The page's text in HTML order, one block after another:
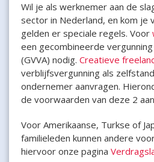
Wil je als werknemer aan de
sector in Nederland, en kom je
gelden er speciale regels. Voor
een gecombineerde
(GVVA) nodig. Creatieve
verblijfsvergunning als
ondernemer aanvragen.
de voorwaarden van deze 2
Voor Amerikaanse, Turkse of
familieleden kunnen andere
hiervoor onze pagina